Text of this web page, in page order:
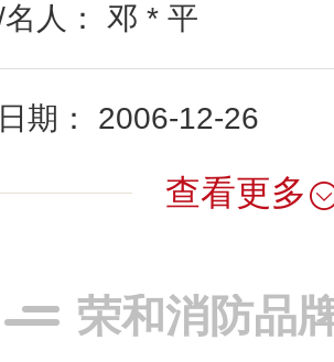
人： 邓 * 平
期： 2006-12-26
查看更多
荣和消防品